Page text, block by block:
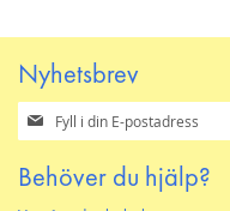
Nyhetsbrev
Prenumerera
på
nyhetsbrev
Behöver du hjälp?